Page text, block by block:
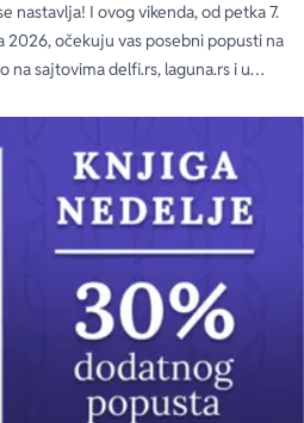
nastavlja! I ovog vikenda, od petka 7.
2026, očekuju vas posebni popusti na
na sajtovima delfi.rs, laguna.rs i u